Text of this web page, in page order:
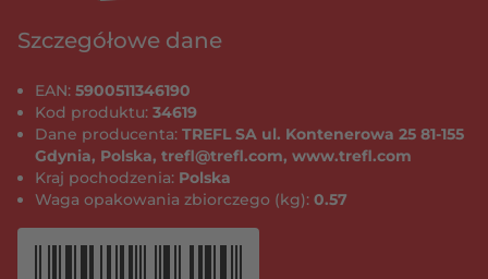
Szczegółowe dane
EAN: 5900511346190
Kod produktu: 34619
Dane producenta: TREFL SA ul. Kontenerowa 25 81-155
Gdynia, Polska, trefl@trefl.com, www.trefl.com
Kraj pochodzenia: Polska
Waga opakowania zbiorczego (kg): 0.57